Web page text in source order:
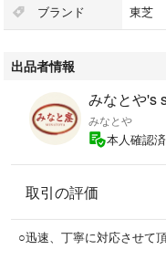
◇ＤＶＤ再生、編集ソフトイ
◇バッテリーのみで２～３
◇キーボードに文字消え等な
◇Office2007Pro／60日間お
（8月31日まで認証～）
ーーーーーーー【製品詳細
■品名：dynabook RX 3
ブランド 東芝
出品者情報
みなとや's
みなとや
本人確認済
取引の評価
○迅速、丁寧に対応させて頂